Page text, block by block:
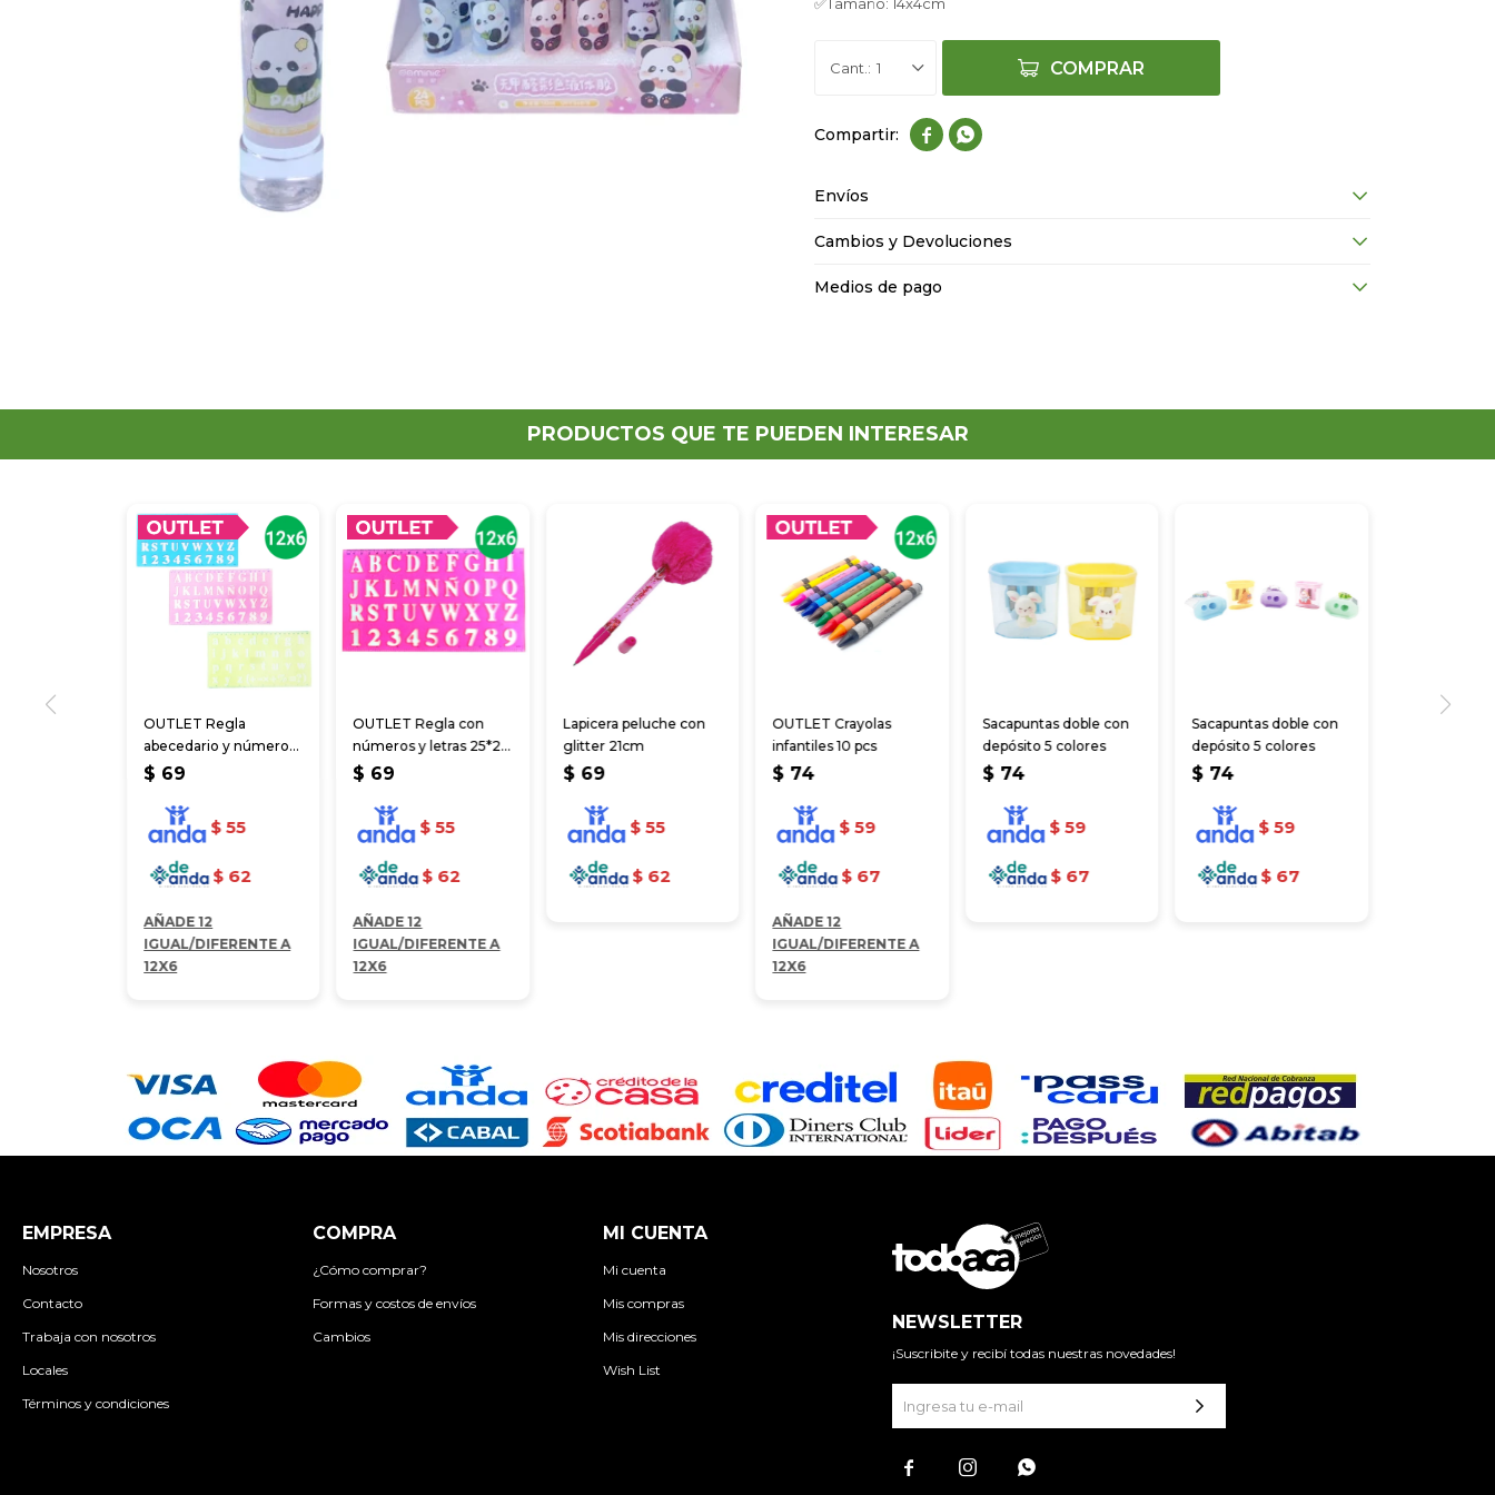
1 COMPRAR
 
Envíos
Cambios y Devoluciones
Medios de pago
PRODUCTOS QUE TE PUEDEN INTERESAR
OUTLET Regla
abecedario y números
22*13 cm
$ 69
$ 55
$ 62
AÑADE 12
IGUAL/DIFERENTE A
12X6
OUTLET Regla con
números y letras 25*26
cm
$ 69
$ 55
$ 62
AÑADE 12
IGUAL/DIFERENTE A
12X6
Lapicera peluche con
glitter 21cm
$ 69
$ 55
$ 62
OUTLET Crayolas
infantiles 10 pcs
$ 74
$ 59
$ 67
AÑADE 12
IGUAL/DIFERENTE A
12X6
Sacapuntas doble con
depósito 5 colores
$ 74
$ 59
$ 67
Sacapuntas doble con
depósito 5 colores
$ 74
$ 59
$ 67
EMPRESA
Nosotros
Contacto
Trabaja con nosotros
Locales
Términos y condiciones
COMPRA
¿Cómo comprar?
Formas y costos de envíos
Cambios
MI CUENTA
Mi cuenta
Mis compras
Mis direcciones
Wish List
NEWSLETTER
¡Suscribite y recibí todas nuestras novedades!
  